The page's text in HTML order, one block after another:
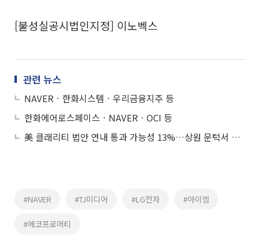
[불성실공시법인지정] 이노벡스
관련 뉴스
NAVERㆍ한화시스템ㆍ우리금융지주 등
한화에어로스페이스ㆍNAVERㆍOCI 등
美 클래리티 법안 연내 통과 가능성 13%…상원 문턱서 제동
#NAVER #TJ미디어 #LG전자 #아이엠
#에코프로머티